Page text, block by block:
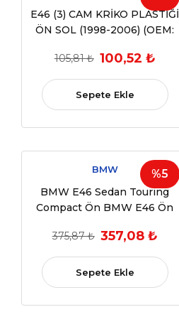
E46 (3) CAM KRİKO PLASTİĞİ
ÖN SOL (1998-2006) (OEM:
105,81 ₺ 100,52 ₺
Sepete Ekle
%5
BMW
BMW E46 Sedan Touring
Compact Ön BMW E46 Ön
2006 OEM 51338254911
375,87 ₺ 357,08 ₺
Sepete Ekle